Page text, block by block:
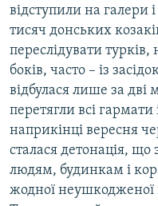
відступили на галери
тисяч донських
переслідувати
боків, часто – із
відбулася лише за дві
перетягли всі гармати
наприкінці вересня
сталася детонація,
людям, будинкам і
жодної неушкодженої